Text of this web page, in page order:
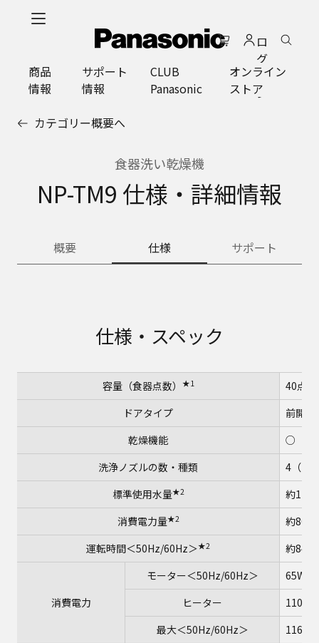
ロ
グ
イ
ン
商品
情報
サポート
情報
CLUB
Panasonic
オンライン
ストア
カテゴリー概要へ
食器洗い乾燥機
NP-TM9 仕様・詳細情報
概要 仕様 サポート
仕様・スペック
容量（食器点数） ★1
40点
ドアタイプ
前開き
乾燥機能
○
洗浄ノズルの数・種類
4（ブ
標準使用水量★2 約11L
消費電力量★2
約
運転時間＜50Hz/60Hz＞★2 約84
消費電力
モーター＜50Hz/60Hz＞
65W/
ヒーター
1100W
最大＜50Hz/60Hz＞